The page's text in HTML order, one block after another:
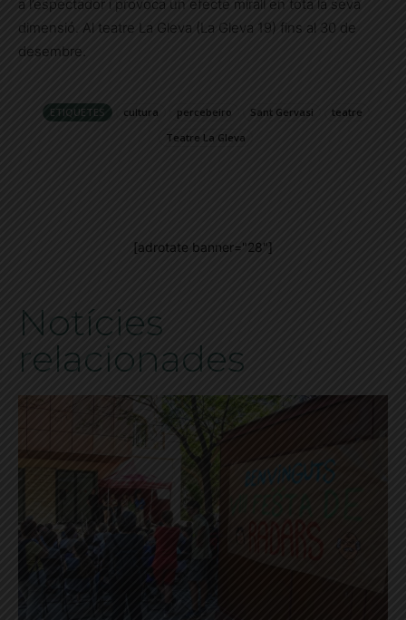
a l’espectador i provoca un efecte mirall en tota la seva
dimensió. Al teatre La Gleva (La Gleva 19) fins al 30 de
desembre.
ETIQUETES cultura percebeiro Sant Gervasi
teatre
Teatre La Gleva
[adrotate banner="28"]
Notícies
relacionades